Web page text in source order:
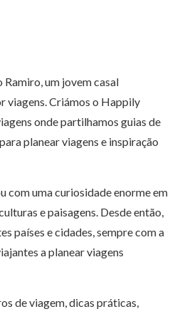
um jovem casal
viagens. Criámos o Happily
onde partilhamos guias de
planear viagens e inspiração
com uma curiosidade enorme em
e paisagens. Desde então,
países e cidades, sempre com a
a planear viagens
de viagem, dicas práticas,